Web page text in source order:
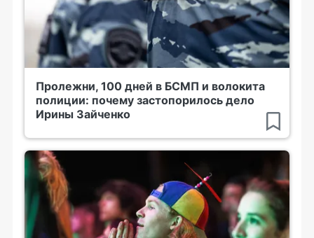
Пролежни, 100 дней в БСМП и волокита
полиции: почему застопорилось дело
Ирины Зайченко